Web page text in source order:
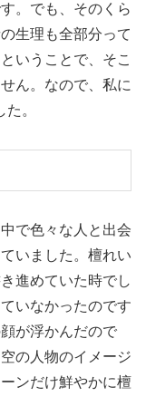
。でも、そのくら
生理も全部分って
いうことで、そこ
ん。なので、私に
。
で色々な人と出会
いました。檀れい
進めていた時でし
いなかったのです
が浮かんだので
の人物のイメージ
ンだけ鮮やかに檀